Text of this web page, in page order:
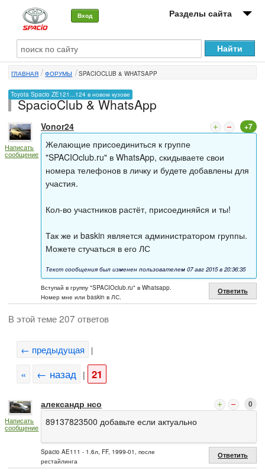
Вход Разделы сайта
О машине
Автоклуб
Форумы
Сервисы и услуги
Новости
ГЛАВНАЯ ФОРУМЫ SPACIOCLUB & WHATSAPP
Toyota Spacio ZE121...124 в новом кузове
SpacioClub & WhatsApp
Написать
сообщение
Vonor24 +7
Желающие присоединиться к группе
"SPACIOclub.ru" в WhatsApp, скидываете свои
номера телефонов в личку и будете добавлены для
участия.
Кол-во участников растёт, присоединяйся и ты!
Так же и baskin является администратором группы.
Можете стучаться в его ЛС
Текст сообщения был изменен пользователем 07 авг 2015 в 20:36:35
Вступай в группу "SPACIOclub.ru" в Whatsapp.
Номер мне или baskin в ЛС.
Ответить
В этой теме 207 ответов
← предыдущая |
« ← назад | 21
Написать
сообщение
александр нсо 0
89137823500 добавьте если актуально
Spacio AE111 - 1.6л, FF, 1999-01, после
рестайлинга
Ответить